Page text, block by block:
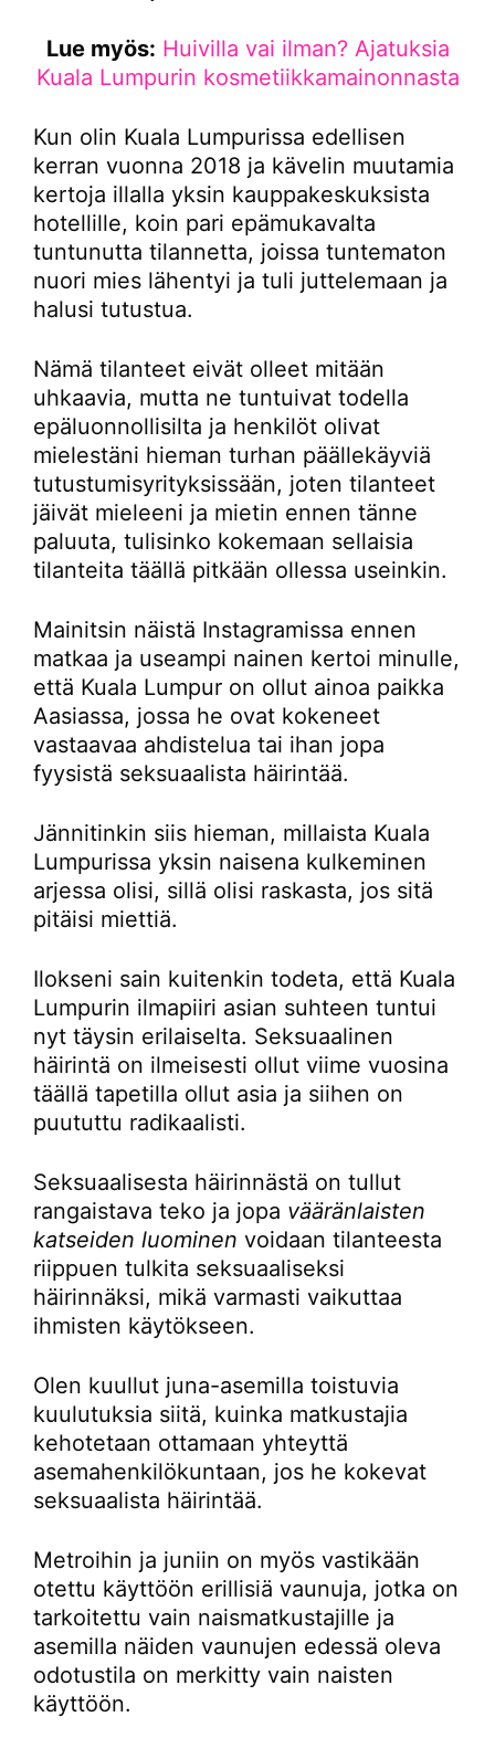
Lue myös: Huivilla vai ilman? Ajatuksia
Kuala Lumpurin kosmetiikkamainonnasta
Kun olin Kuala Lumpurissa edellisen
kerran vuonna 2018 ja kävelin muutamia
kertoja illalla yksin kauppakeskuksista
hotellille, koin pari epämukavalta
tuntunutta tilannetta, joissa tuntematon
nuori mies lähentyi ja tuli juttelemaan ja
halusi tutustua.
Nämä tilanteet eivät olleet mitään
uhkaavia, mutta ne tuntuivat todella
epäluonnollisilta ja henkilöt olivat
mielestäni hieman turhan päällekäyviä
tutustumisyrityksissään, joten tilanteet
jäivät mieleeni ja mietin ennen tänne
paluuta, tulisinko kokemaan sellaisia
tilanteita täällä pitkään ollessa useinkin.
Mainitsin näistä Instagramissa ennen
matkaa ja useampi nainen kertoi minulle,
että Kuala Lumpur on ollut ainoa paikka
Aasiassa, jossa he ovat kokeneet
vastaavaa ahdistelua tai ihan jopa
fyysistä seksuaalista häirintää.
Jännitinkin siis hieman, millaista Kuala
Lumpurissa yksin naisena kulkeminen
arjessa olisi, sillä olisi raskasta, jos sitä
pitäisi miettiä.
Ilokseni sain kuitenkin todeta, että Kuala
Lumpurin ilmapiiri asian suhteen tuntui
nyt täysin erilaiselta. Seksuaalinen
häirintä on ilmeisesti ollut viime vuosina
täällä tapetilla ollut asia ja siihen on
puututtu radikaalisti.
Seksuaalisesta häirinnästä on tullut
rangaistava teko ja jopa vääränlaisten
katseiden luominen voidaan tilanteesta
riippuen tulkita seksuaaliseksi
häirinnäksi, mikä varmasti vaikuttaa
ihmisten käytökseen.
Olen kuullut juna-asemilla toistuvia
kuulutuksia siitä, kuinka matkustajia
kehotetaan ottamaan yhteyttä
asemahenkilökuntaan, jos he kokevat
seksuaalista häirintää.
Metroihin ja juniin on myös vastikään
otettu käyttöön erillisiä vaunuja, jotka on
tarkoitettu vain naismatkustajille ja
asemilla näiden vaunujen edessä oleva
odotustila on merkitty vain naisten
käyttöön.